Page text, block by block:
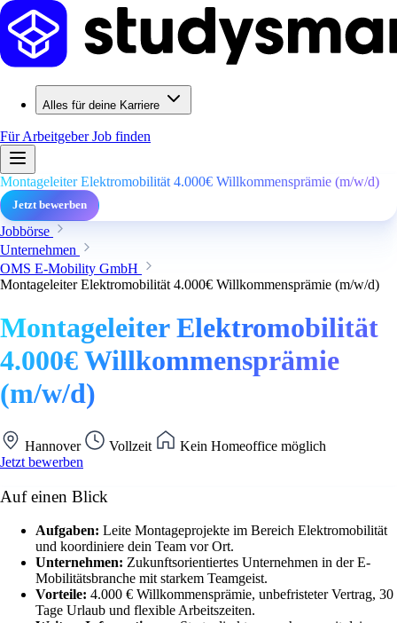
Alles für deine Karriere
Für ArbeitgeberJob finden
Montageleiter Elektromobilität 4.000€ Willkommensprämie (m/w/d)
Jetzt bewerben
Jobbörse
Unternehmen
OMS E-Mobility GmbH
Montageleiter Elektromobilität 4.000€ Willkommensprämie (m/w/d)
Montageleiter Elektromobilität
4.000€ Willkommensprämie
(m/w/d)
Hannover Vollzeit
Kein Homeoffice möglich
Jetzt bewerben
Auf einen Blick
Aufgaben: Leite Montageprojekte im Bereich Elektromobilität
und koordiniere dein Team vor Ort.
Unternehmen: Zukunftsorientiertes Unternehmen in der E-
Mobilitätsbranche mit starkem Teamgeist.
Vorteile: 4.000 € Willkommensprämie, unbefristeter Vertrag, 30
Tage Urlaub und flexible Arbeitszeiten.